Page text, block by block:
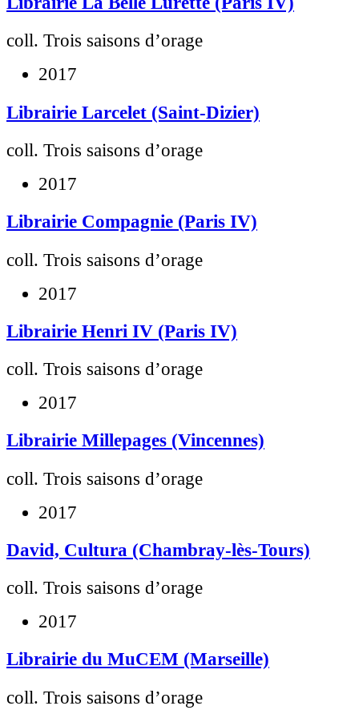
coll. Trois saisons d’orage
2017
Librairie Larcelet (Saint-Dizier)
coll. Trois saisons d’orage
2017
Librairie Compagnie (Paris IV)
coll. Trois saisons d’orage
2017
Librairie Henri IV (Paris IV)
coll. Trois saisons d’orage
2017
Librairie Millepages (Vincennes)
coll. Trois saisons d’orage
2017
David, Cultura (Chambray-lès-Tours)
coll. Trois saisons d’orage
2017
Librairie du MuCEM (Marseille)
coll. Trois saisons d’orage